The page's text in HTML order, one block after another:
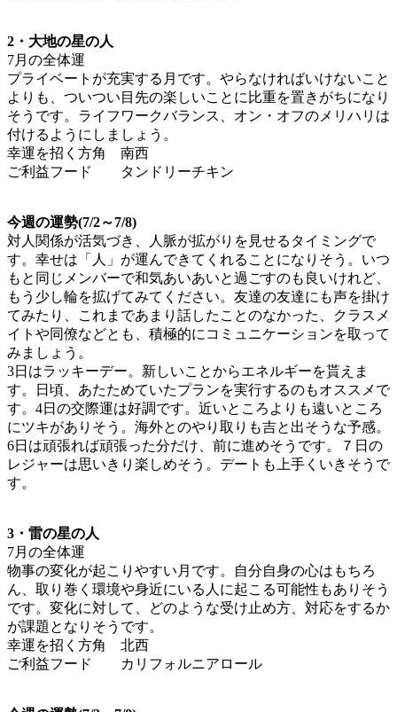
2・大地の星の人
7月の全体運
プライベートが充実する月です。やらなければいけないこと
よりも、ついつい目先の楽しいことに比重を置きがちになり
そうです。ライフワークバランス、オン・オフのメリハリは
付けるようにしましょう。
幸運を招く方角 南西
ご利益フード タンドリーチキン
今週の運勢(7/2～7/8)
対人関係が活気づき、人脈が拡がりを見せるタイミングで
す。幸せは「人」が運んできてくれることになりそう。いつ
もと同じメンバーで和気あいあいと過ごすのも良いけれど、
もう少し輪を拡げてみてください。友達の友達にも声を掛け
てみたり、これまであまり話したことのなかった、クラスメ
イトや同僚などとも、積極的にコミュニケーションを取って
みましょう。
3日はラッキーデー。新しいことからエネルギーを貰えま
す。日頃、あたためていたプランを実行するのもオススメで
す。4日の交際運は好調です。近いところよりも遠いところ
にツキがありそう。海外とのやり取りも吉と出そうな予感。
6日は頑張れば頑張った分だけ、前に進めそうです。７日の
レジャーは思いきり楽しめそう。デートも上手くいきそうで
す。
3・雷の星の人
7月の全体運
物事の変化が起こりやすい月です。自分自身の心はもちろ
ん、取り巻く環境や身近にいる人に起こる可能性もありそう
です。変化に対して、どのような受け止め方、対応をするか
が課題となりそうです。
幸運を招く方角 北西
ご利益フード カリフォルニアロール